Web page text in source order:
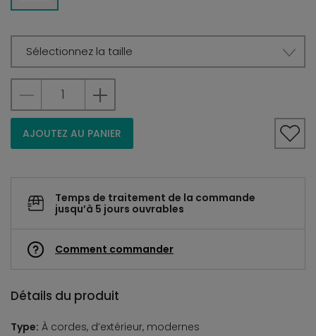
Sélectionnez la taille
AJOUTEZ AU PANIER
Temps de traitement de la commande
jusqu’à 5 jours ouvrables
Comment commander
Détails du produit
Type: À cordes, d’extérieur, modernes